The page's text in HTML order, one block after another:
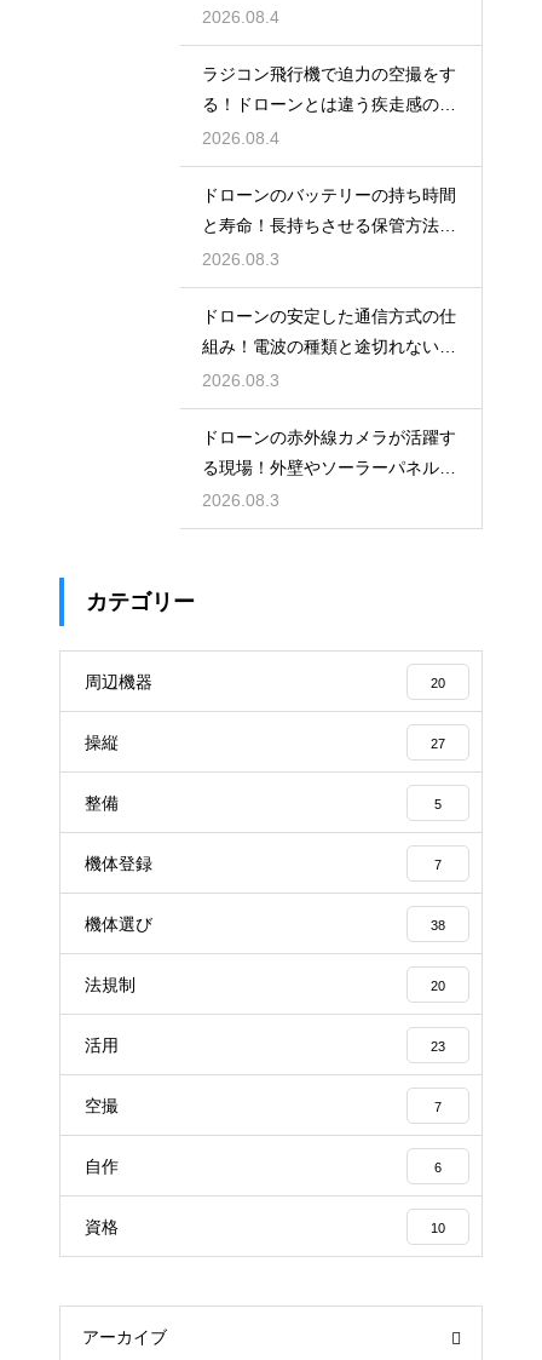
安全対策
2026.08.4
ラジコン飛行機で迫力の空撮をす
る！ドローンとは違う疾走感の楽
しみ
2026.08.4
ドローンのバッテリーの持ち時間
と寿命！長持ちさせる保管方法と
充電のコツ
2026.08.3
ドローンの安定した通信方式の仕
組み！電波の種類と途切れない操
縦の秘訣
2026.08.3
ドローンの赤外線カメラが活躍す
る現場！外壁やソーラーパネル調
査の強み
2026.08.3
カテゴリー
周辺機器 20
操縦 27
整備 5
機体登録 7
機体選び 38
法規制 20
活用 23
空撮 7
自作 6
資格 10
アーカイブ